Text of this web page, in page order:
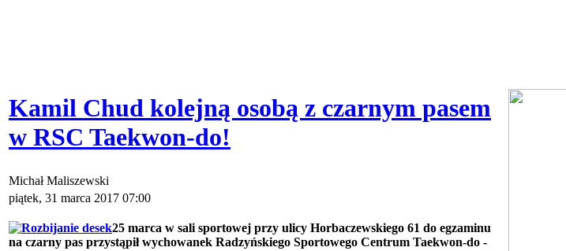
Kamil Chud kolejną osobą z czarnym pasem
w RSC Taekwon-do!
Michał Maliszewski
piątek, 31 marca 2017 07:00
25 marca w sali sportowej przy ulicy Horbaczewskiego 61 do egzaminu
na czarny pas przystąpił wychowanek Radzyńskiego Sportowego Centrum Taekwon-do -